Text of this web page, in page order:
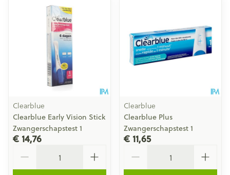
Clearblue
Clearblue Early Vision Stick
Zwangerschapstest 1
€ 14,76
Clearblue
Clearblue Plus
Zwangerschapstest 1
€ 11,65